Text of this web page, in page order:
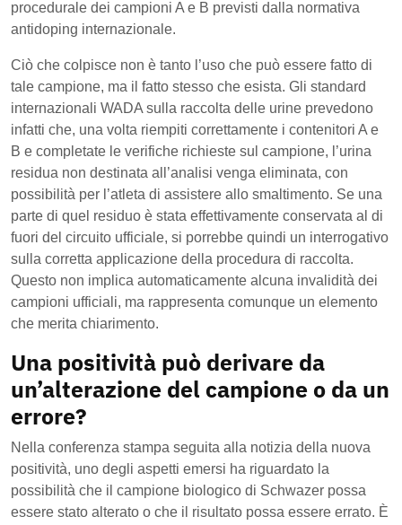
procedurale dei campioni A e B previsti dalla normativa
antidoping internazionale.
Ciò che colpisce non è tanto l’uso che può essere fatto di
tale campione, ma il fatto stesso che esista. Gli standard
internazionali WADA sulla raccolta delle urine prevedono
infatti che, una volta riempiti correttamente i contenitori A e
B e completate le verifiche richieste sul campione, l’urina
residua non destinata all’analisi venga eliminata, con
possibilità per l’atleta di assistere allo smaltimento. Se una
parte di quel residuo è stata effettivamente conservata al di
fuori del circuito ufficiale, si porrebbe quindi un interrogativo
sulla corretta applicazione della procedura di raccolta.
Questo non implica automaticamente alcuna invalidità dei
campioni ufficiali, ma rappresenta comunque un elemento
che merita chiarimento.
Una positività può derivare da
un’alterazione del campione o da un
errore?
Nella conferenza stampa seguita alla notizia della nuova
positività, uno degli aspetti emersi ha riguardato la
possibilità che il campione biologico di Schwazer possa
essere stato alterato o che il risultato possa essere errato. È